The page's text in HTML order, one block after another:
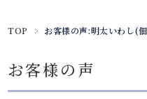
TOP お客様の声:明太いわし(
お客様の声